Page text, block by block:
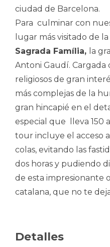
ciudad de Barcelona.
Para culminar con
lugar más visitado de
Sagrada Família, la
Antoni Gaudí. Cargada
religiosos de gran
más complejas de la
gran hincapié en el
especial que lleva 150
tour incluye el acceso
colas, evitando las
dos horas y pudiendo
de esta impresionante
catalana, que no te
Detalles